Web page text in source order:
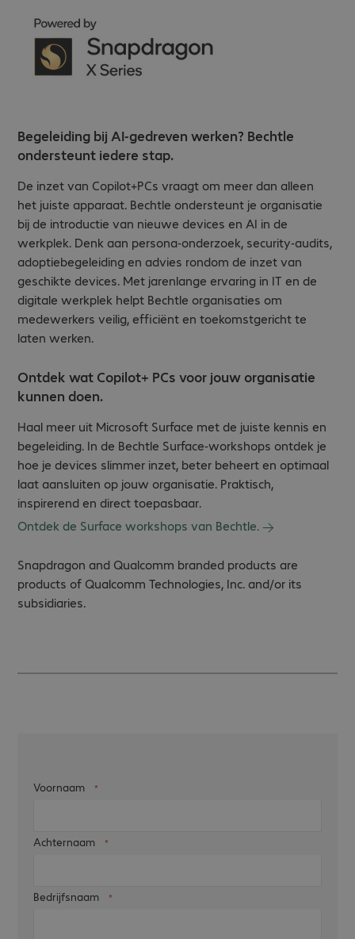
Begeleiding bij AI-gedreven werken? Bechtle
ondersteunt iedere stap.
De inzet van Copilot+PCs vraagt om meer dan alleen
het juiste apparaat. Bechtle ondersteunt je organisatie
bij de introductie van nieuwe devices en AI in de
werkplek. Denk aan persona-onderzoek, security-audits,
adoptiebegeleiding en advies rondom de inzet van
geschikte devices. Met jarenlange ervaring in IT en de
digitale werkplek helpt Bechtle organisaties om
medewerkers veilig, efficiënt en toekomstgericht te
laten werken.
Ontdek wat Copilot+ PCs voor jouw organisatie
kunnen doen.
Haal meer uit Microsoft Surface met de juiste kennis en
begeleiding. In de Bechtle Surface‑workshops ontdek je
hoe je devices slimmer inzet, beter beheert en optimaal
laat aansluiten op jouw organisatie. Praktisch,
inspirerend en direct toepasbaar.
Ontdek de Surface workshops van Bechtle.
Snapdragon and Qualcomm branded products are
products of Qualcomm Technologies, Inc. and/or its
subsidiaries.
Voornaam
Achternaam
Bedrijfsnaam